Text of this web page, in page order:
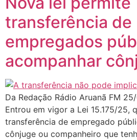
transferência de
empregados
acompanhar
Da Redação Rádio Aruanã FM
Entrou em vigor a Lei 15.175/25,
transferência de empregado
cônjuge ou companheiro que